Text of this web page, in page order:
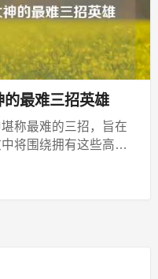
最难三招英雄
称最难的三招，旨在
将围绕拥有这些高难
能...